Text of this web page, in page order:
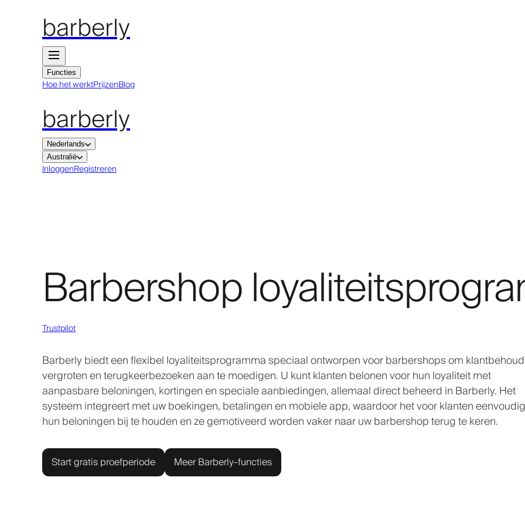
barberly
Functies
Hoe het werktPrijzenBlog
barberly
Nederlands
Australië
InloggenRegistreren
Barbershop
Trustpilot
Barberly biedt een flexibel loyaliteitsprogramma speciaal ontworpen voor barbershops om
vergroten en terugkeerbezoeken aan te moedigen. U kunt klanten belonen voor hun loyaliteit met
aanpasbare beloningen, kortingen en speciale aanbiedingen, allemaal direct beheerd in Barberly. Het
systeem integreert met uw boekingen, betalingen en mobiele app, waardoor het voor klanten
hun beloningen bij te houden en ze gemotiveerd worden vaker naar uw barbershop terug te keren.
Start gratis proefperiode Meer Barberly-functies